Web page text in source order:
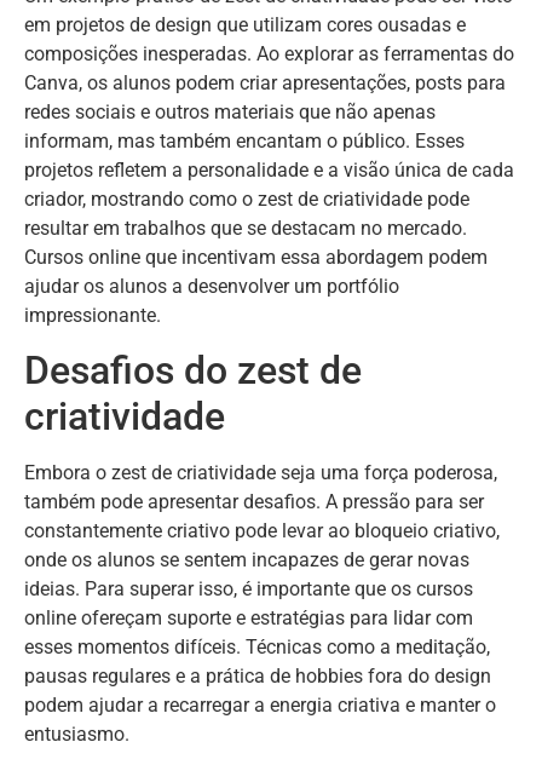
em projetos de design que utilizam cores ousadas e
composições inesperadas. Ao explorar as ferramentas do
Canva, os alunos podem criar apresentações, posts para
redes sociais e outros materiais que não apenas
informam, mas também encantam o público. Esses
projetos refletem a personalidade e a visão única de cada
criador, mostrando como o zest de criatividade pode
resultar em trabalhos que se destacam no mercado.
Cursos online que incentivam essa abordagem podem
ajudar os alunos a desenvolver um portfólio
impressionante.
Desafios do zest de
criatividade
Embora o zest de criatividade seja uma força poderosa,
também pode apresentar desafios. A pressão para ser
constantemente criativo pode levar ao bloqueio criativo,
onde os alunos se sentem incapazes de gerar novas
ideias. Para superar isso, é importante que os cursos
online ofereçam suporte e estratégias para lidar com
esses momentos difíceis. Técnicas como a meditação,
pausas regulares e a prática de hobbies fora do design
podem ajudar a recarregar a energia criativa e manter o
entusiasmo.